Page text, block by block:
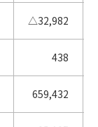
△32,982
438
659,432